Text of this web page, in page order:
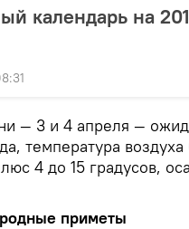
календарь на
— 3 и 4 апреля —
температура воздуха
4 до 15 градусов,
приметы